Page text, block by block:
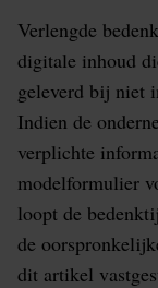
Verlengde
digitale inhoud
geleverd bij niet
Indien de
verplichte
modelformulier
loopt de
de
dit artikel